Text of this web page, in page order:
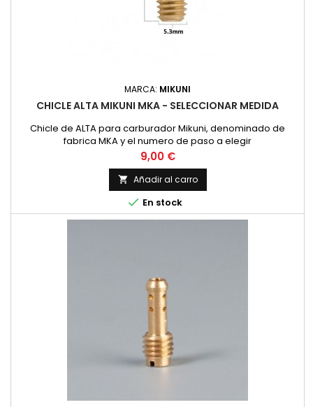
MARCA: MIKUNI
CHICLE ALTA MIKUNI MKA - SELECCIONAR MEDIDA
Chicle de ALTA para carburador Mikuni, denominado de
fabrica MKA y el numero de paso a elegir
Precio
9,00 €
 Añadir al carro
 En stock